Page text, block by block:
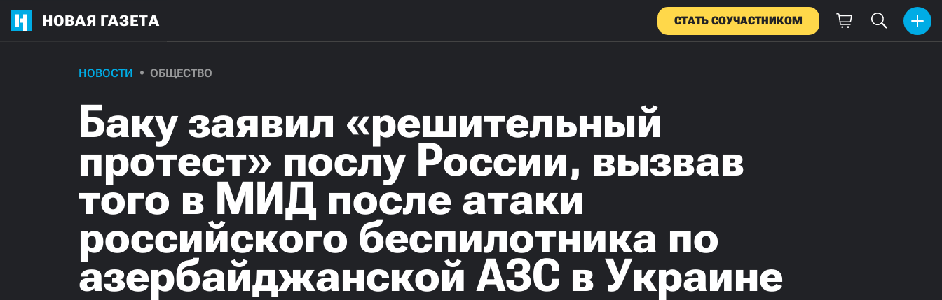
НОВАЯ ГАЗЕТА СТАТЬ СОУЧАСТНИКОМ
НОВОСТИ ОБЩЕСТВО
Баку заявил «решительный
протест» послу России, вызвав
того в МИД после атаки
российского беспилотника по
азербайджанской АЗС в Украине